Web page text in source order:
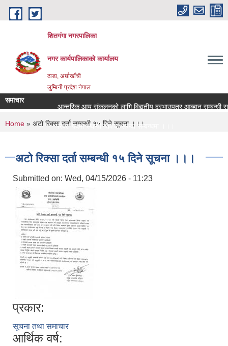
Skip to main content
शितगंगा नगरपालिका
नगर कार्यपालिकाकाे कार्यालय
ठाडा, अर्घाखाँची
लुम्बिनी प्रदेश नेपाल
समाचार
आन्तरिक आय संकलनको लागि विद्युतीय दरभाउपत्र आब्हान सम्बन्धी
रिक्त पदमा स्थायी शिक्षक सरुवा सम्बन्धमा ।।।
You are here
Home » अटो रिक्सा दर्ता सम्बन्धी १५ दिने सूचना ।।।
अटो रिक्सा दर्ता सम्बन्धी १५ दिने सूचना ।।।
Submitted on: Wed, 04/15/2026 - 11:23
प्रकार:
सूचना तथा समाचार
आर्थिक वर्ष: